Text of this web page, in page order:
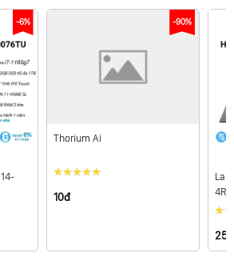
x Cao): 32.4 x 22.59 x 1.99 cm
-6% -90%
Thorium Ai
10đ